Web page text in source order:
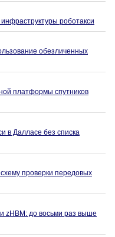
роботакси
обезличенных
платформы спутников
в Далласе без списка
проверки передовых
zHBM: до восьми раз выше